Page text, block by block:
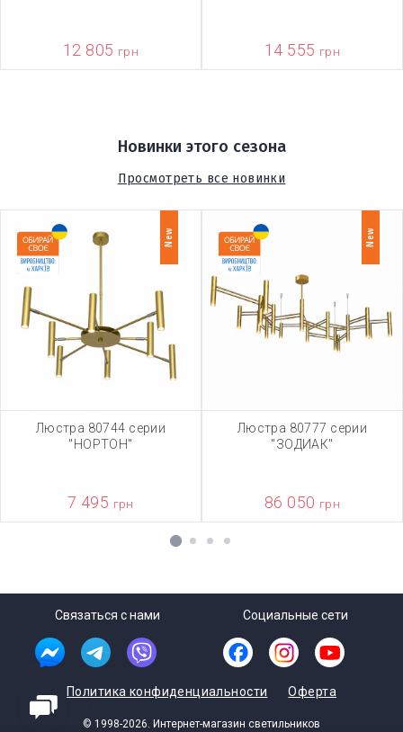
12 805 грн 14 555 грн
Новинки этого сезона
Просмотреть все новинки
New
Люстра 80744 серии
"НОРТОН"
7 495 грн
New
Люстра 80777 серии
"ЗОДИАК"
86 050 грн
1 2 3 4
Связаться с нами Социальные сети
Политика конфиденциальности Оферта
© 1998-2026. Интернет-магазин светильников